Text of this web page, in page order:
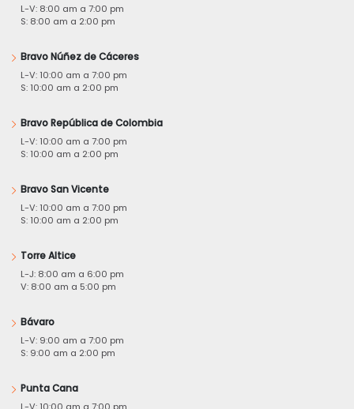
L-V: 8:00 am a 7:00 pm
S: 8:00 am a 2:00 pm
Bravo Núñez de Cáceres
L-V: 10:00 am a 7:00 pm
S: 10:00 am a 2:00 pm
Bravo República de Colombia
L-V: 10:00 am a 7:00 pm
S: 10:00 am a 2:00 pm
Bravo San Vicente
L-V: 10:00 am a 7:00 pm
S: 10:00 am a 2:00 pm
Torre Altice
L-J: 8:00 am a 6:00 pm
V: 8:00 am a 5:00 pm
Bávaro
L-V: 9:00 am a 7:00 pm
S: 9:00 am a 2:00 pm
Punta Cana